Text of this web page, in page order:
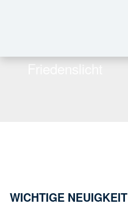
Friedenslicht
WICHTIGE NEUIGKEIT